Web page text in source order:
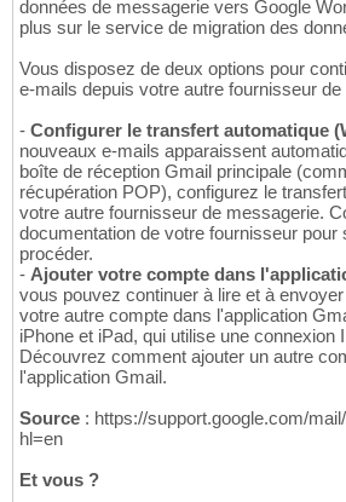
données de messagerie vers Google
plus sur le service de migration des
Vous disposez de deux options pour
e-mails depuis votre autre fournisseur
- Configurer le transfert automatique
nouveaux e-mails apparaissent
boîte de réception Gmail principale
récupération POP), configurez le
votre autre fournisseur de messagerie.
documentation de votre fournisseur pour
procéder.
- Ajouter votre compte dans
vous pouvez continuer à lire et à
votre autre compte dans l'application
iPhone et iPad, qui utilise une connexion
Découvrez comment ajouter un autre
l'application Gmail.
Source : https://support.google.com/
hl=en
Et vous ?